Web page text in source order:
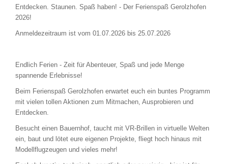
Entdecken. Staunen. Spaß haben! - Der Ferienspaß Gerolzhofen
2026!
Anmeldezeitraum ist vom 01.07.2026 bis 25.07.2026
Endlich Ferien - Zeit für Abenteuer, Spaß und jede Menge
spannende Erlebnisse!
Beim Ferienspaß Gerolzhofen erwartet euch ein buntes Programm
mit vielen tollen Aktionen zum Mitmachen, Ausprobieren und
Entdecken.
Besucht einen Bauernhof, taucht mit VR-Brillen in virtuelle Welten
ein, baut und lötet eure eigenen Projekte, fliegt hoch hinaus mit
Modellflugzeugen und vieles mehr!